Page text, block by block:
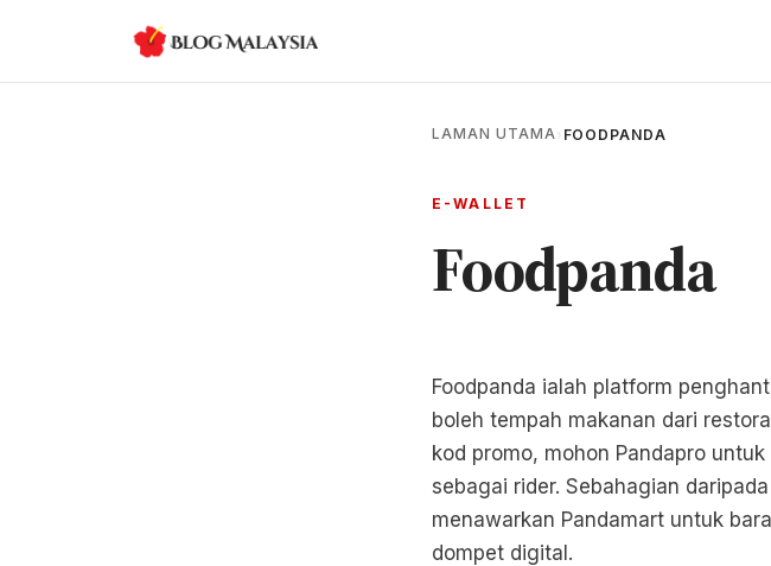
LAMAN UTAMA› FOODPANDA
E-WALLET
Foodpanda
Foodpanda ialah platform
boleh tempah makanan dari
kod promo, mohon Pandapro
sebagai rider. Sebahagian
menawarkan Pandamart untuk
dompet digital.